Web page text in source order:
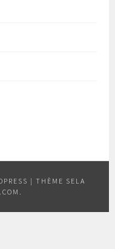
| THÈME SELA
.